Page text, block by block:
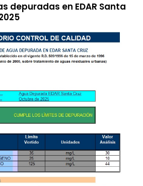
depuradas en EDAR Santa